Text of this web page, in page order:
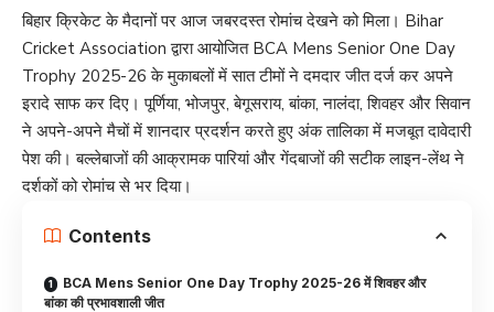
बिहार क्रिकेट के मैदानों पर आज जबरदस्त रोमांच देखने को मिला। Bihar
Cricket Association द्वारा आयोजित BCA Mens Senior One Day
Trophy 2025-26 के मुकाबलों में सात टीमों ने दमदार जीत दर्ज कर अपने
इरादे साफ कर दिए। पूर्णिया, भोजपुर, बेगूसराय, बांका, नालंदा, शिवहर और सिवान
ने अपने-अपने मैचों में शानदार प्रदर्शन करते हुए अंक तालिका में मजबूत दावेदारी
पेश की। बल्लेबाजों की आक्रामक पारियां और गेंदबाजों की सटीक लाइन-लेंथ ने
दर्शकों को रोमांच से भर दिया।
Contents
BCA Mens Senior One Day Trophy 2025-26 में शिवहर और
बांका की प्रभावशाली जीत